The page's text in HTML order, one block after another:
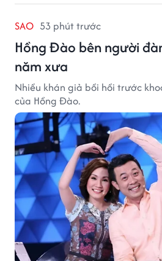
SAO 53 phút trước
Hồng Đào bên người
năm xưa
Nhiều khán giả bồi hồi trước
của Hồng Đào.